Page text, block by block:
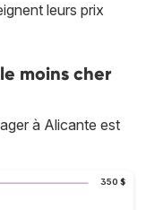
leurs prix
moins cher
à Alicante est
350 $